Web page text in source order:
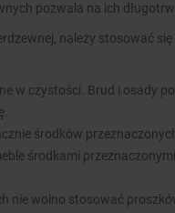
pozwala na ich
należy stosować
w czystości. Brud i osady
środków
środkami
nie wolno stosować